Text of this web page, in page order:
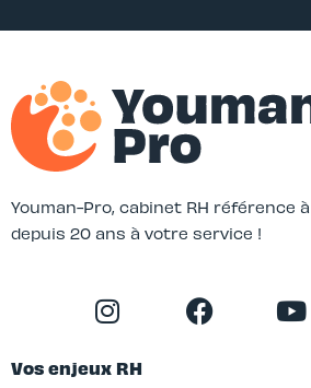
Youman-Pro, cabinet RH référence à
depuis 20 ans à votre service !
Vos enjeux RH